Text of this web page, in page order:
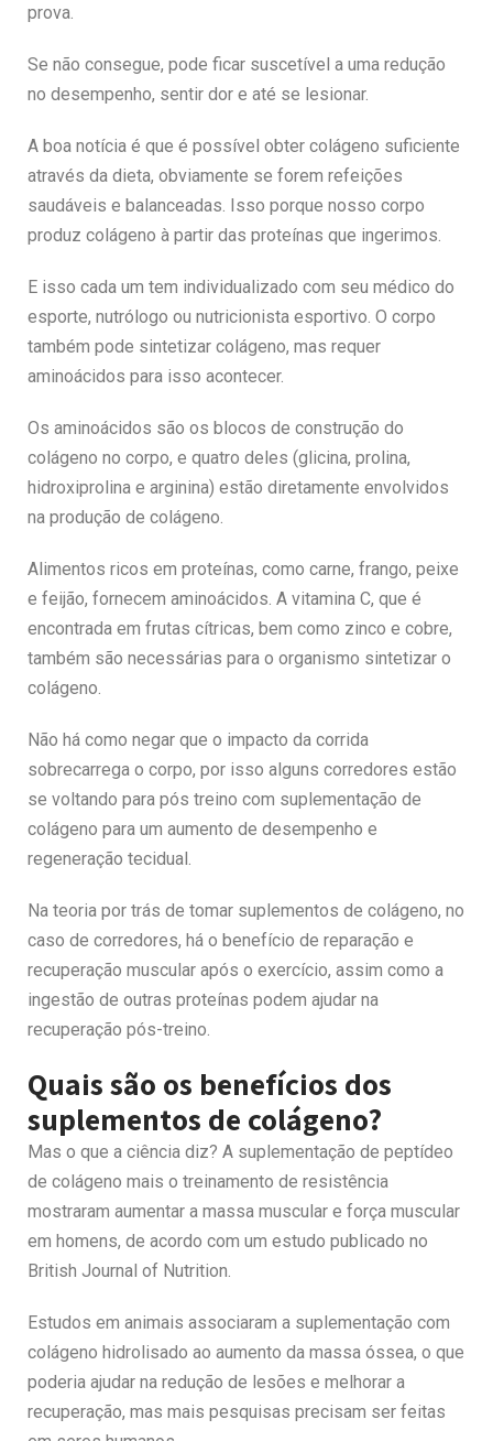
prova.
Se não consegue, pode ficar suscetível a uma redução
no desempenho, sentir dor e até se lesionar.
A boa notícia é que é possível obter colágeno suficiente
através da dieta, obviamente se forem refeições
saudáveis e balanceadas. Isso porque nosso corpo
produz colágeno à partir das proteínas que ingerimos.
E isso cada um tem individualizado com seu médico do
esporte, nutrólogo ou nutricionista esportivo. O corpo
também pode sintetizar colágeno, mas requer
aminoácidos para isso acontecer.
Os aminoácidos são os blocos de construção do
colágeno no corpo, e quatro deles (glicina, prolina,
hidroxiprolina e arginina) estão diretamente envolvidos
na produção de colágeno.
Alimentos ricos em proteínas, como carne, frango, peixe
e feijão, fornecem aminoácidos. A vitamina C, que é
encontrada em frutas cítricas, bem como zinco e cobre,
também são necessárias para o organismo sintetizar o
colágeno.
Não há como negar que o impacto da corrida
sobrecarrega o corpo, por isso alguns corredores estão
se voltando para pós treino com suplementação de
colágeno para um aumento de desempenho e
regeneração tecidual.
Na teoria por trás de tomar suplementos de colágeno, no
caso de corredores, há o benefício de reparação e
recuperação muscular após o exercício, assim como a
ingestão de outras proteínas podem ajudar na
recuperação pós-treino.
Quais são os benefícios dos
suplementos de colágeno?
Mas o que a ciência diz? A suplementação de peptídeo
de colágeno mais o treinamento de resistência
mostraram aumentar a massa muscular e força muscular
em homens, de acordo com um estudo publicado no
British Journal of Nutrition.
Estudos em animais associaram a suplementação com
colágeno hidrolisado ao aumento da massa óssea, o que
poderia ajudar na redução de lesões e melhorar a
recuperação, mas mais pesquisas precisam ser feitas